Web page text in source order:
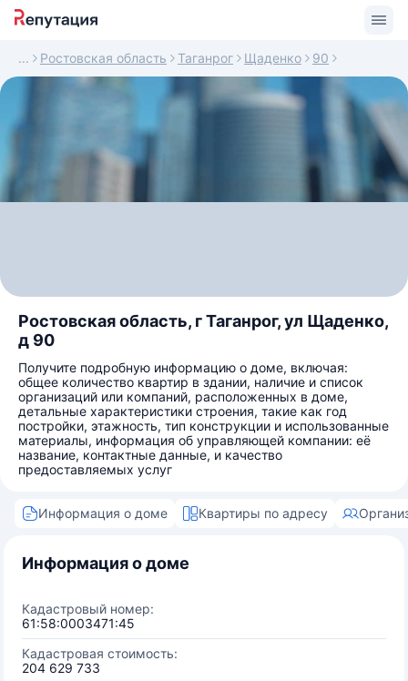
Ростовская область Таганрог Щаденко 90
Ростовская область, г Таганрог, ул Щаденко,
д 90
Получите подробную информацию о доме, включая:
общее количество квартир в здании, наличие и список
организаций или компаний, расположенных в доме,
детальные характеристики строения, такие как год
постройки, этажность, тип конструкции и использованные
материалы, информация об управляющей компании: её
название, контактные данные, и качество
предоставляемых услуг
Информация о доме Квартиры по адресу
Информация о доме
Кадастровый номер:
61:58:0003471:45
Кадастровая стоимость:
204 629 733